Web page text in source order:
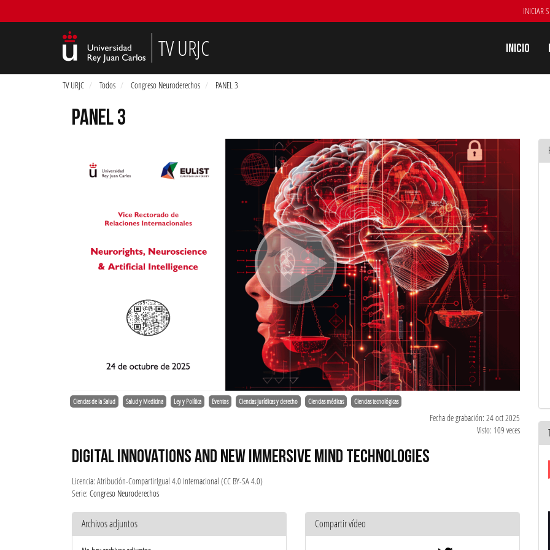
INICIAR
TV URJC Inicio
TV URJC Todos Congreso Neuroderechos PANEL 3
PANEL 3
Ciencias de la Salud Salud y Medicina Ley y Política Eventos Ciencias jurídicas y derecho Ciencias médicas Ciencias tecnológicas
Fecha de grabación: 24 oct 2025
Visto: 109 veces
DIGITAL INNOVATIONS AND NEW IMMERSIVE MIND TECHNOLOGIES
Licencia: Atribución-CompartirIgual 4.0 Internacional (CC BY-SA 4.0)
Serie: Congreso Neuroderechos
Archivos adjuntos Compartir vídeo